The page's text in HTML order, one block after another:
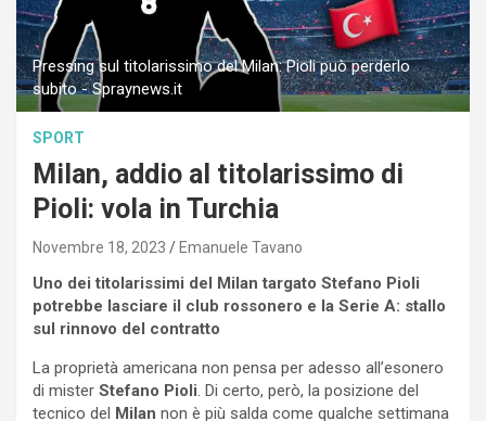
Pressing sul titolarissimo del Milan: Pioli può perderlo
subito - Spraynews.it
SPORT
Milan, addio al titolarissimo di
Pioli: vola in Turchia
Novembre 18, 2023 Emanuele Tavano
Uno dei titolarissimi del Milan targato Stefano Pioli
potrebbe lasciare il club rossonero e la Serie A: stallo
sul rinnovo del contratto
La proprietà americana non pensa per adesso all’esonero
di mister Stefano Pioli. Di certo, però, la posizione del
tecnico del
Milan non è più salda come qualche settimana